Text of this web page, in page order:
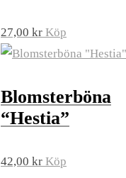
27,00 kr Köp
Blomsterböna
“Hestia”
42,00 kr Köp